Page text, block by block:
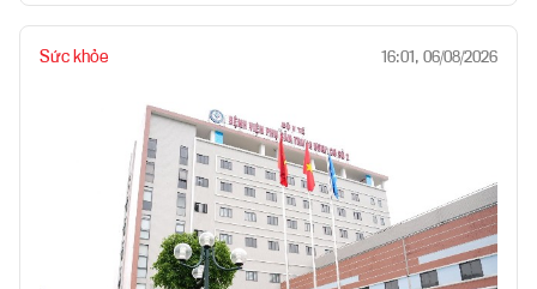
Sức khỏe 16:01, 06/08/2026